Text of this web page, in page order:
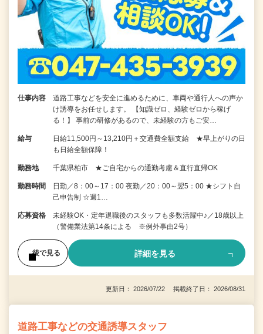
仕事内容
道路工事などを安全に進めるために、車両や通行人への声か
け誘導をお任せします。 【知識ゼロ、経験ゼロから稼げ
る！】 事前の研修があるので、未経験の方もご安…
給与
日給11,500円～13,210円＋交通費全額支給 ★早上がりの日
も日給全額保障！
勤務地 千葉県柏市 ★ご自宅からの通勤考慮＆直行直帰OK
勤務時間
日勤／8：00～17：00 夜勤／20：00～翌5：00 ★シフト自
己申告制 ☆週1…
応募資格
未経験OK・定年退職後のスタッフも多数活躍中♪／18歳以上
（警備業法第14条による ※例外事由2号）
後で見る 詳細を見る
更新日： 2026/07/22 掲載終了日： 2026/08/31
道路工事などの交通誘導スタッフ